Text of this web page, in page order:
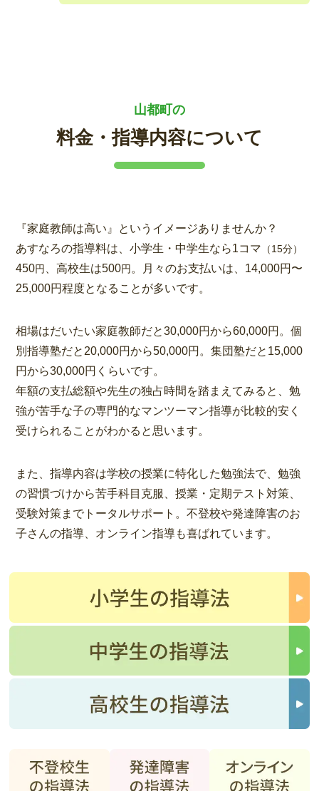
山都町の
料金・指導内容について
『家庭教師は高い』というイメージありませんか？
あすなろの指導料は、小学生・中学生なら1コマ （15分）
450円 、高校生は500円 。月々のお支払いは、14,000円〜
25,000円程度となることが多いです。
相場はだいたい家庭教師だと30,000円から60,000円。個
別指導塾だと20,000円から50,000円。集団塾だと15,000
円から30,000円くらいです。
年額の支払総額や先生の独占時間を踏まえてみると、勉
強が苦手な子の専門的なマンツーマン指導が比較的安く
受けられることがわかると思います。
また、指導内容は学校の授業に特化した勉強法で、勉強
の習慣づけから苦手科目克服、授業・定期テスト対策、
受験対策までトータルサポート。不登校や発達障害のお
子さんの指導、オンライン指導も喜ばれています。